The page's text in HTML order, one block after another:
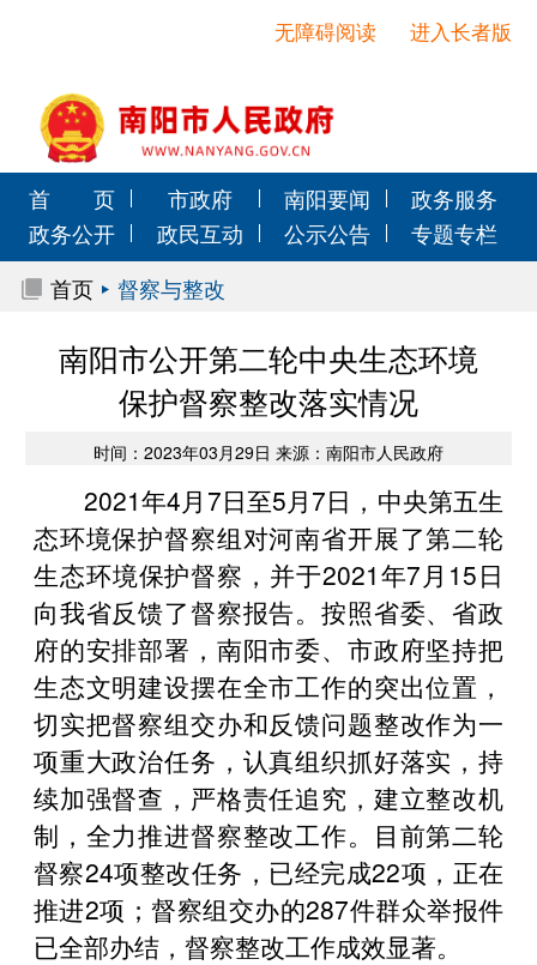
进入长者版
无障碍阅读
首 页 市政府 南阳要闻
政务服务
政务公开
政民互动 公示公告
专题专栏
首页
督察与整改
南阳市公开第二轮中央生态环境
保护督察整改落实情况
时间：2023年03月29日 来源：南阳市人民政府
2021年4月7日至5月7日，中央第五生
态环境保护督察组对河南省开展了第二轮
生态环境保护督察，并于2021年7月15日
向我省反馈了督察报告。按照省委、省政
府的安排部署，南阳市委、市政府坚持把
生态文明建设摆在全市工作的突出位置，
切实把督察组交办和反馈问题整改作为一
项重大政治任务，认真组织抓好落实，持
续加强督查，严格责任追究，建立整改机
制，全力推进督察整改工作。目前第二轮
督察24项整改任务，已经完成22项，正在
推进2项；督察组交办的287件群众举报件
已全部办结，督察整改工作成效显著。